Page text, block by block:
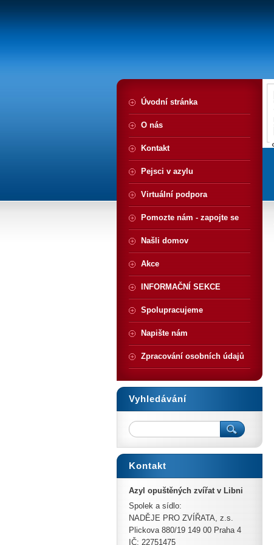
Úvodní stránka
O nás
Kontakt
Pejsci v azylu
Virtuální podpora
Pomozte nám - zapojte se
Našli domov
Akce
INFORMAČNÍ SEKCE
Spolupracujeme
Napište nám
Zpracování osobních údajů
Vyhledávání
Kontakt
Azyl opuštěných zvířat v Libni
Spolek a sídlo:
NADĚJE PRO ZVÍŘATA, z.s.
Plickova 880/19 149 00 Praha 4
IČ: 22751475